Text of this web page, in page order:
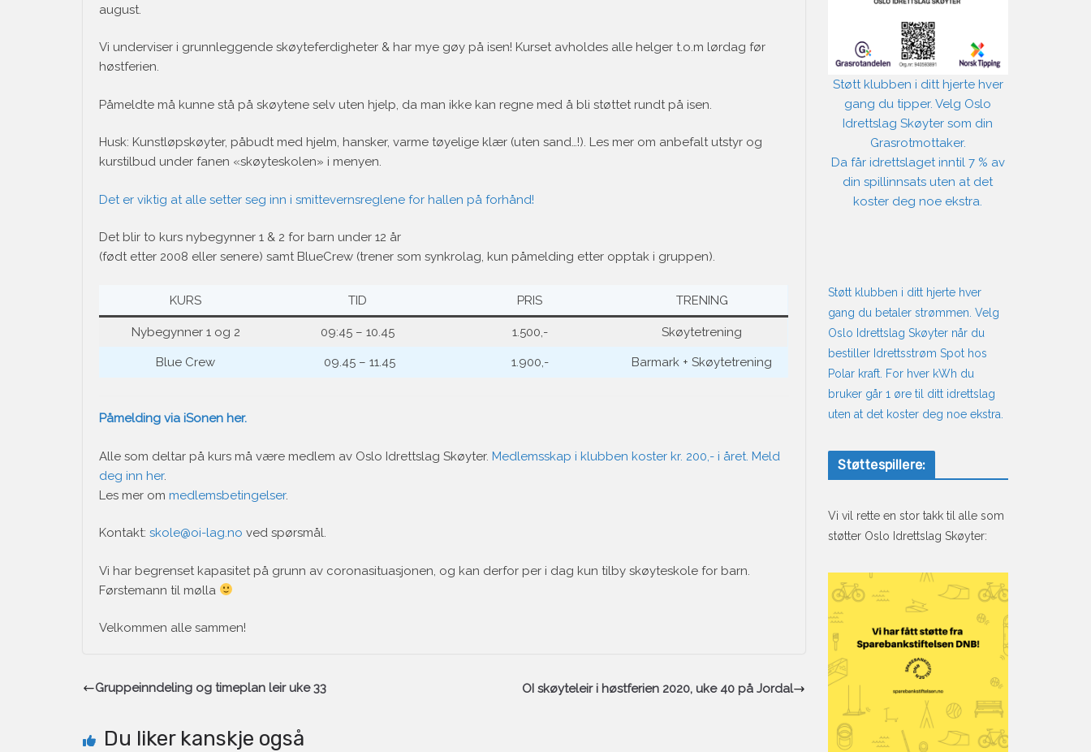
august.
Vi underviser i grunnleggende skøyteferdigheter & har mye gøy på isen! Kurset avholdes alle helger t.o.m lørdag før
høstferien.
Påmeldte må kunne stå på skøytene selv uten hjelp, da man ikke kan regne med å bli støttet rundt på isen.
Husk: Kunstløpskøyter, påbudt med hjelm, hansker, varme tøyelige klær (uten sand…!). Les mer om anbefalt utstyr og
kurstilbud under fanen «skøyteskolen» i menyen.
Det er viktig at alle setter seg inn i smittevernsreglene for hallen på forhånd!
Det blir to kurs nybegynner 1 & 2 for barn under 12 år
(født etter 2008 eller senere) samt BlueCrew (trener som synkrolag, kun påmelding etter opptak i gruppen).
KURS TID PRIS TRENING
Nybegynner 1 og 2 09:45 – 10.45 1.500,- Skøytetrening
Blue Crew 09.45 – 11.45 1.900,- Barmark + Skøytetrening
Påmelding via iSonen her.
Alle som deltar på kurs må være medlem av Oslo Idrettslag Skøyter. Medlemsskap i klubben koster kr. 200,- i året. Meld
deg inn her.
Les mer om medlemsbetingelser.
Kontakt: skole@oi-lag.no ved spørsmål.
Vi har begrenset kapasitet på grunn av coronasituasjonen, og kan derfor per i dag kun tilby skøyteskole for barn.
Førstemann til mølla
Velkommen alle sammen!
Gruppeinndeling og timeplan leir uke 33 OI skøyteleir i høstferien 2020, uke 40 på Jordal
Du liker kanskje også
Støtt klubben i ditt hjerte hver
gang du tipper. Velg Oslo
Idrettslag Skøyter som din
Grasrotmottaker.
Da får idrettslaget inntil 7 % av
din spillinnsats uten at det
koster deg noe ekstra.
Støtt klubben i ditt hjerte hver
gang du betaler strømmen. Velg
Oslo Idrettslag Skøyter når du
bestiller Idrettsstrøm Spot hos
Polar kraft. For hver kWh du
bruker går 1 øre til ditt idrettslag
uten at det koster deg noe ekstra.
Støttespillere:
Vi vil rette en stor takk til alle som
støtter Oslo Idrettslag Skøyter: